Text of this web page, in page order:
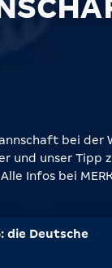
bei der
und unser Tipp
Infos bei
die Deutsche